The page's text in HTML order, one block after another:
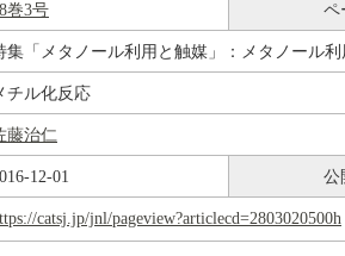
巻3号 ペ
集「メタノール利用と触媒」：メタノール
チル化反応
藤治仁
12-01 公
catsj.jp/jnl/pageview?articlecd=2803020500h